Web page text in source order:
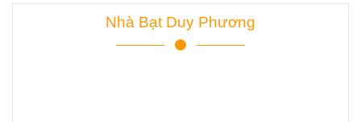
Nhà Bạt Duy Phương